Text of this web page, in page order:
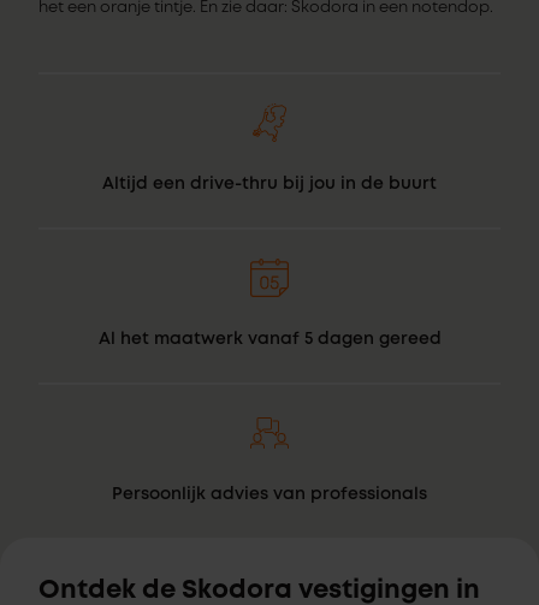
het een oranje tintje. En zie daar: Skodora in een notendop.
Altijd een drive-thru bij jou in de buurt
Al het maatwerk vanaf 5 dagen gereed
Persoonlijk advies van professionals
Ontdek de Skodora vestigingen in